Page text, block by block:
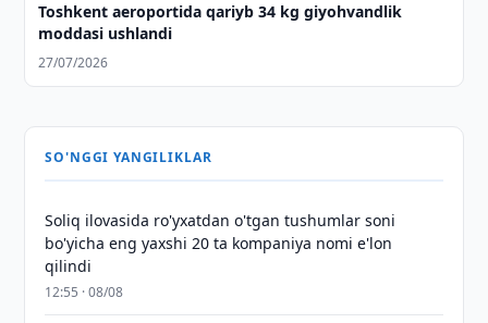
Toshkent aeroportida qariyb 34 kg giyohvandlik
moddasi ushlandi
27/07/2026
SO'NGGI YANGILIKLAR
Soliq ilovasida ro'yxatdan o'tgan tushumlar soni
bo'yicha eng yaxshi 20 ta kompaniya nomi e'lon
qilindi
12:55 · 08/08